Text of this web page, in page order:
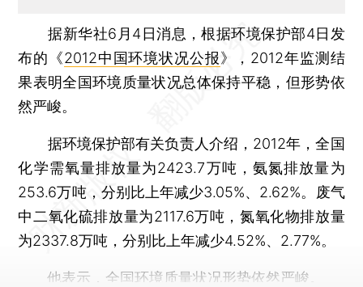
据新华社6月4日消息，根据环境保护部4日发
布的《2012中国环境状况公报》，2012年监测结
果表明全国环境质量状况总体保持平稳，但形势依
然严峻。
据环境保护部有关负责人介绍，2012年，全国
化学需氧量排放量为2423.7万吨，氨氮排放量为
253.6万吨，分别比上年减少3.05%、2.62%。废气
中二氧化硫排放量为2117.6万吨，氮氧化物排放量
为2337.8万吨，分别比上年减少4.52%、2.77%。
他表示，全国环境质量状况形势依然严峻。